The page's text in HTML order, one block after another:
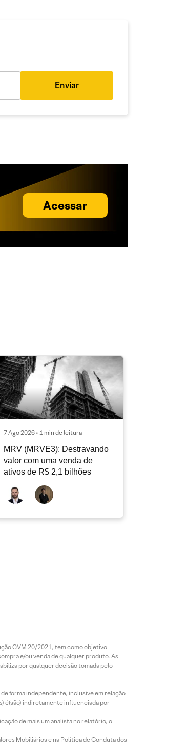
Enviar
Acessar
7 Ago 2026 • 1 min de leitura
MRV (MRVE3): Destravando
valor com uma venda de
ativos de R$ 2,1 bilhões
CVM 20/2021, tem como objetivo
e/ou venda de qualquer produto. As
por qualquer decisão tomada pelo
forma independente, inclusive em relação
é(são) indiretamente influenciada por
de mais um analista no relatório, o
Mobiliários e na Política de Conduta dos